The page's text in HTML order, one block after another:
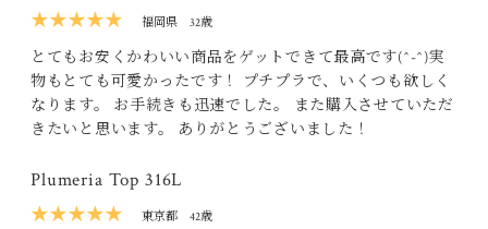
★★★★★
福岡県 32歳
とてもお安くかわいい商品をゲットできて最高です(^-^)実
物もとても可愛かったです！ プチプラで、いくつも欲しく
なります。 お手続きも迅速でした。 また購入させていただ
きたいと思います。 ありがとうございました！
Plumeria Top 316L
★★★★★
東京都 42歳